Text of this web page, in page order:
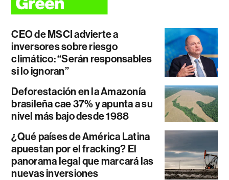
CEO de MSCI advierte a
inversores sobre riesgo
climático: “Serán responsables
si lo ignoran”
Deforestación en la Amazonía
brasileña cae 37% y apunta a su
nivel más bajo desde 1988
¿Qué países de América Latina
apuestan por el fracking? El
panorama legal que marcará las
nuevas inversiones